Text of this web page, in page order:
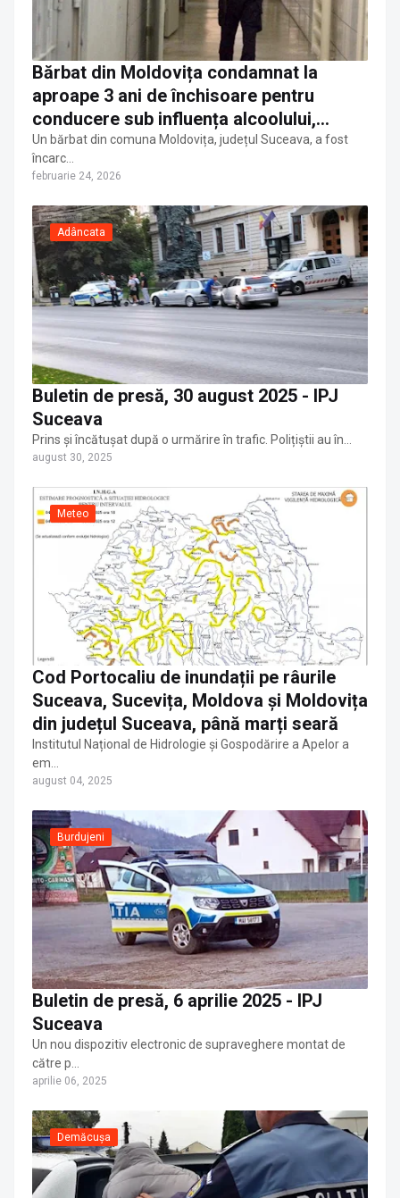
Bărbat din Moldovița condamnat la
aproape 3 ani de închisoare pentru
conducere sub influența alcoolului,
distrugere și tulburarea liniștii și ordinii
publice
Un bărbat din comuna Moldovița, județul Suceava, a fost
încarc…
februarie 24, 2026
Adâncata
Buletin de presă, 30 august 2025 - IPJ
Suceava
Prins și încătușat după o urmărire în trafic. Polițiștii au în…
august 30, 2025
Meteo
Cod Portocaliu de inundații pe râurile
Suceava, Sucevița, Moldova și Moldovița
din județul Suceava, până marți seară
Institutul Național de Hidrologie și Gospodărire a Apelor a
em…
august 04, 2025
Burdujeni
Buletin de presă, 6 aprilie 2025 - IPJ
Suceava
Un nou dispozitiv electronic de supraveghere montat de
către p…
aprilie 06, 2025
Demăcușa